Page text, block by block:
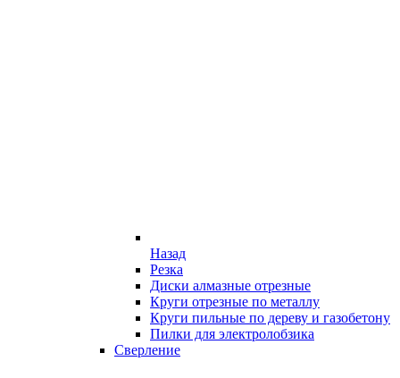
Назад
Резка
Диски алмазные отрезные
Круги отрезные по металлу
Круги пильные по дереву и газобетону
Пилки для электролобзика
Сверление